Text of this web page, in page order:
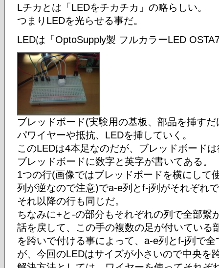
Lチカとは「LEDをチカチカ」の略らしい。
つまりLEDを光らせる事だ。
LEDは「OptoSupply製 フルカラーLED
ブレッドボード(実験用の基板、部品を挿す
パワイヤーや抵抗、LEDを挿していく。
このLEDは4本足なのだが、ブレッドボード
ブレッドボードに数字と英字が書いてある。
1つの行(画像ではブレッドボードを横にして
列が逆なので注意)でa-e列とf-j列がそれぞれ
それ以降の行も同じだ。
ちなみに+と-の部分もそれぞれの列で全部繋
話を戻して、この手の複数の足が付いている
を跨いで付ける事によって、a-e列とf-j列で
が、今回のLEDはサイズが小さいので中央を